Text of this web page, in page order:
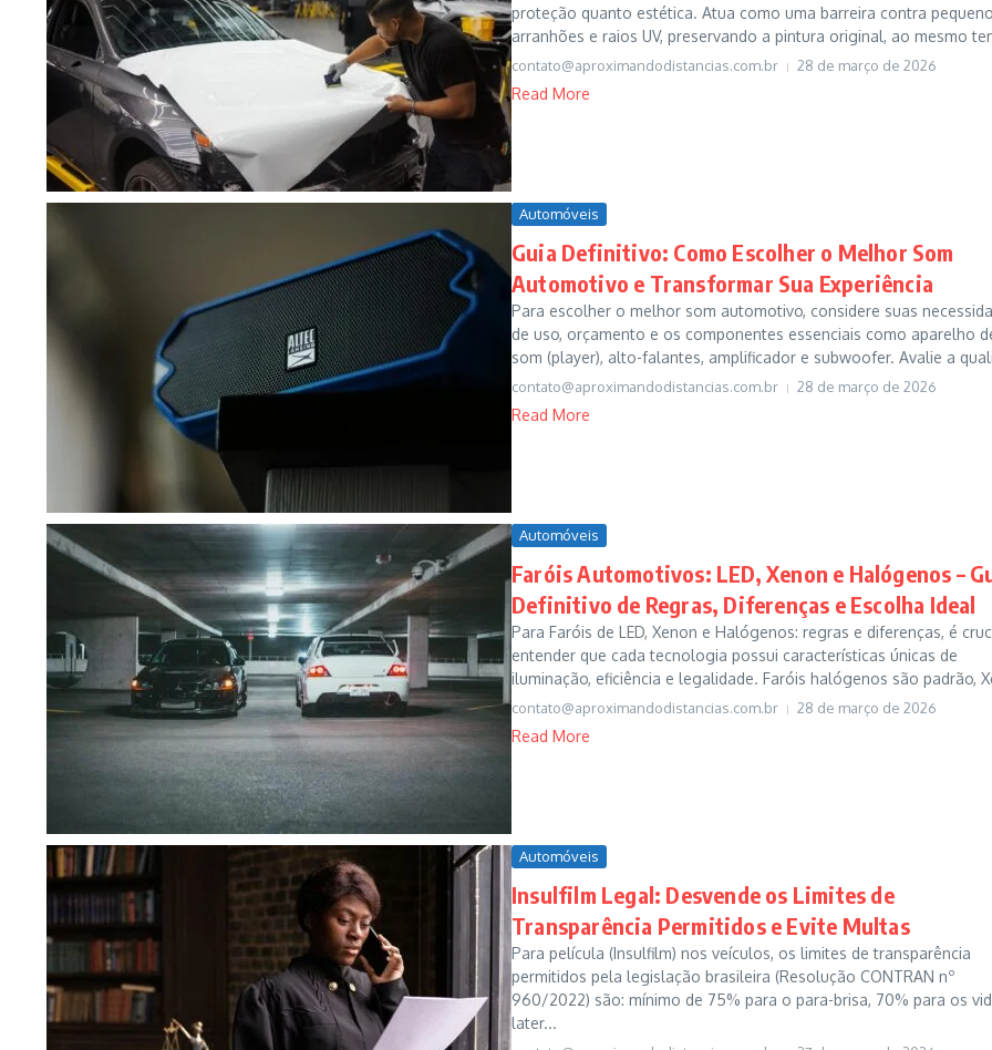
proteção quanto estética. Atua como uma barreira contra
arranhões e raios UV, preservando a pintura original, ao mesmo
contato@aproximandodistancias.com.br 28 de março de 2026
Read More
Automóveis
Guia Definitivo: Como Escolher o Melhor Som
Automotivo e Transformar Sua Experiência
Para escolher o melhor som automotivo, considere suas
de uso, orçamento e os componentes essenciais como aparelho
som (player), alto-falantes, amplificador e subwoofer. Avalie a
contato@aproximandodistancias.com.br 28 de março de 2026
Read More
Automóveis
Faróis Automotivos: LED, Xenon e Halógenos –
Definitivo de Regras, Diferenças e Escolha Ideal
Para Faróis de LED, Xenon e Halógenos: regras e diferenças, é
entender que cada tecnologia possui características únicas de
iluminação, eficiência e legalidade. Faróis halógenos são padrão,
contato@aproximandodistancias.com.br 28 de março de 2026
Read More
Automóveis
Insulfilm Legal: Desvende os Limites de
Transparência Permitidos e Evite Multas
Para película (Insulfilm) nos veículos, os limites de transparência
permitidos pela legislação brasileira (Resolução CONTRAN nº
960/2022) são: mínimo de 75% para o para-brisa, 70% para os
later...